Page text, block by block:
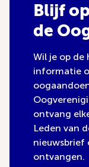
Blijf
de
Wil je op de
informatie
ontvang
Leden van
nieuwsbrief
ontvangen.